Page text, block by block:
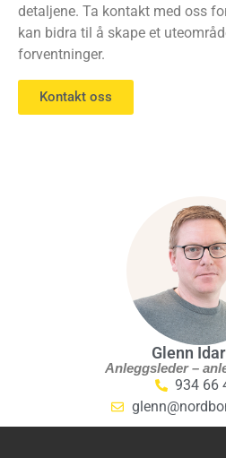
detaljene. Ta kontakt med oss
kan bidra til å skape et
forventninger.
Kontakt oss
Glenn
Anleggsleder –
934 66